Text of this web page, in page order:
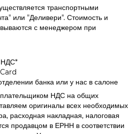
транспортными
или "Деливери". Стоимость и
с менеджером при
НДС*
банка или у нас в салоне
НДС на общих
оригиналы всех необходимых
расходная накладная, налоговая
продавцом в ЕРНН в соответствии